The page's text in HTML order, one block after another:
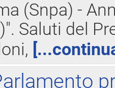
(Snpa) -
Saluti del